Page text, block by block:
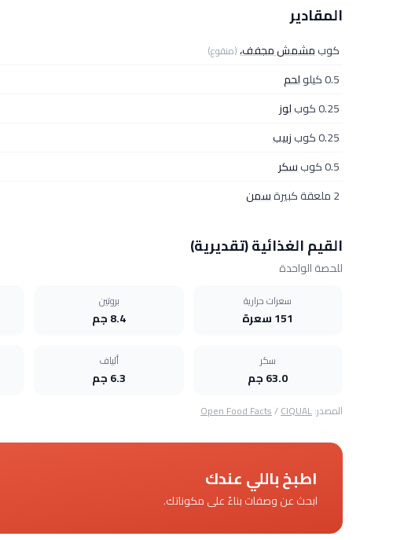
المقادير
كوبمشمش مجفف،(منقوع)
0.5 كيلو
لحم
0.25 كوب
لوز
0.25 كوب
زبيب
0.5 كوب
سكر
2 ملعقة كبيرة
سمن
القيم الغذائية (تقديرية)
للحصة الواحدة
سعرات حرارية
151 سعرة
بروتين
8.4 جم
سكر
63.0 جم
ألياف
6.3 جم
المصدر: Open Food Facts/CIQUAL
اطبخ باللي عندك
ابحث عن وصفات بناءً على مكوناتك.